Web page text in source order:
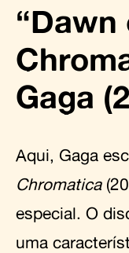
“Dawn
Gaga
Aqui, Gaga
Chromatica
especial. O
uma